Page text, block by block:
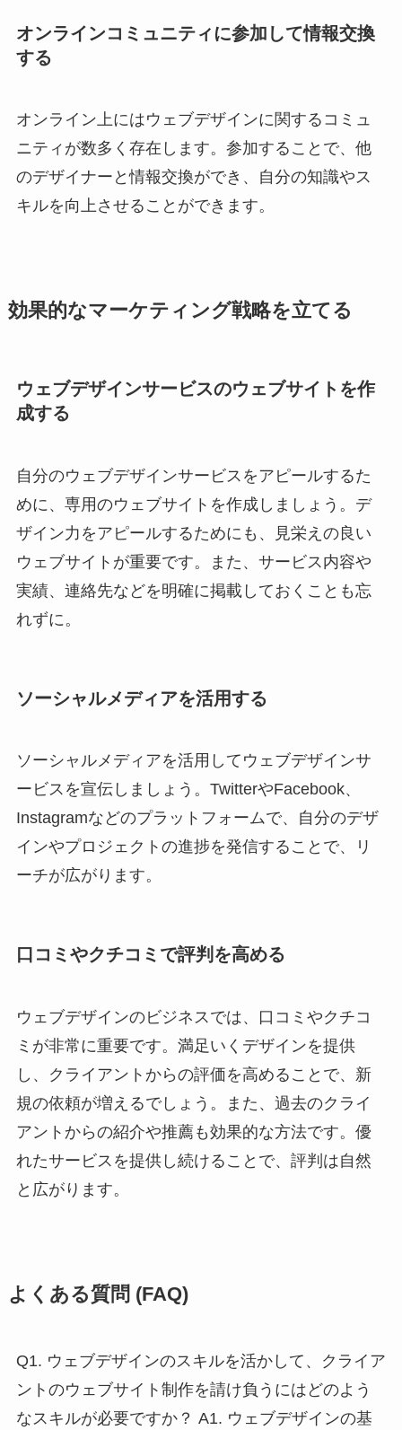
オンラインコミュニティに参加して情報交換
する
オンライン上にはウェブデザインに関するコミュ
ニティが数多く存在します。参加することで、他
のデザイナーと情報交換ができ、自分の知識やス
キルを向上させることができます。
効果的なマーケティング戦略を立てる
ウェブデザインサービスのウェブサイトを作
成する
自分のウェブデザインサービスをアピールするた
めに、専用のウェブサイトを作成しましょう。デ
ザイン力をアピールするためにも、見栄えの良い
ウェブサイトが重要です。また、サービス内容や
実績、連絡先などを明確に掲載しておくことも忘
れずに。
ソーシャルメディアを活用する
ソーシャルメディアを活用してウェブデザインサ
ービスを宣伝しましょう。TwitterやFacebook、
Instagramなどのプラットフォームで、自分のデザ
インやプロジェクトの進捗を発信することで、リ
ーチが広がります。
口コミやクチコミで評判を高める
ウェブデザインのビジネスでは、口コミやクチコ
ミが非常に重要です。満足いくデザインを提供
し、クライアントからの評価を高めることで、新
規の依頼が増えるでしょう。また、過去のクライ
アントからの紹介や推薦も効果的な方法です。優
れたサービスを提供し続けることで、評判は自然
と広がります。
よくある質問 (FAQ)
Q1. ウェブデザインのスキルを活かして、クライア
ントのウェブサイト制作を請け負うにはどのよう
なスキルが必要ですか？ A1. ウェブデザインの基